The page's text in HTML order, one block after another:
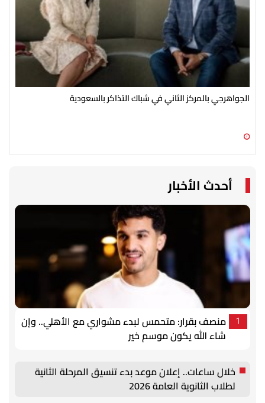
الجواهرجي بالمركز الثاني في شباك التذاكر بالسعودية
أحدث الأخبار
1
منصف بقرار: متحمس لبدء مشواري مع الأهلي.. وإن
شاء الله يكون موسم خير
خلال ساعات.. إعلان موعد بدء تنسيق المرحلة الثانية
لطلاب الثانوية العامة 2026